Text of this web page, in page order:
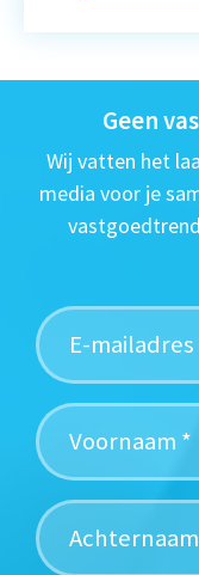
Geen
Wij vatten het
media voor je